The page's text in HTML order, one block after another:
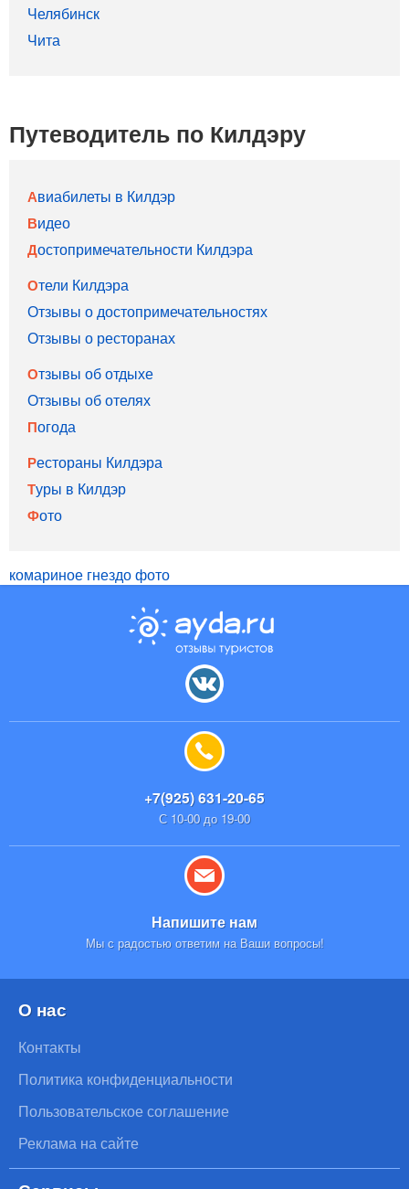
Челябинск
Чита
Путеводитель по Килдэру
Авиабилеты в Килдэр
Видео
Достопримечательности Килдэра
Отели Килдэра
Отзывы о достопримечательностях
Отзывы о ресторанах
Отзывы об отдыхе
Отзывы об отелях
Погода
Рестораны Килдэра
Туры в Килдэр
Фото
комариное гнездо фото
+7(925) 631-20-65
С 10-00 до 19-00
Напишите нам
Мы с радостью ответим на Ваши вопросы!
О нас
Контакты
Политика конфиденциальности
Пользовательское соглашение
Реклама на сайте